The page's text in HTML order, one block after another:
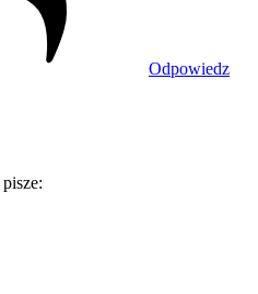
Odpowiedz
pisze: